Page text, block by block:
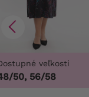
veľkosti
50, 56/58